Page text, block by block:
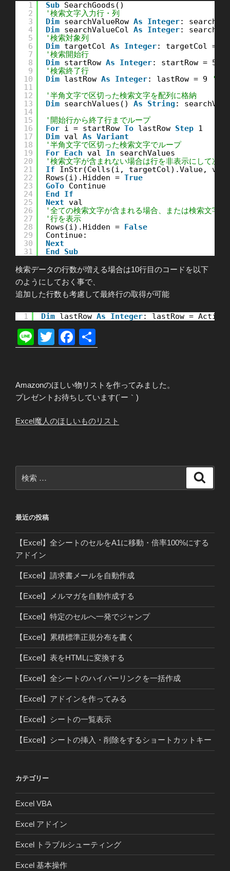
1
2
3
4
5
6
7
8
9
10
11
12
13
14
15
16
17
18
19
20
21
22
23
24
25
26
27
28
29
30
31
Sub SearchGoods()
'検索文字入力行・列
Dim searchValueRow As Integer:
Dim searchValueCol As Integer:
'検索対象列
Dim targetCol As Integer: targetCol = 3
'検索開始行
Dim startRow As Integer: startRow = 5
'検索終了行
Dim lastRow As Integer: lastRow = 9
'★
'半角文字で区切った検索文字を配列に格納
Dim searchValues() As String :
'開始行から終了行までループ
For i = startRow To lastRow Step 1
Dim val As Variant
'半角文字で区切った検索文字でループ
For Each val In
searchValues
'検索文字が含まれない場合は行を非表示にして次の
If
InStr(Cells(i, targetCol).Value,
Rows(i).Hidden = True
GoTo Continue
End
If
Next val
'全ての検索文字が含まれる場合、または検索文字
'行を表示
Rows(i).Hidden = False
Continue:
Next
End
Sub
検索データの行数が増える場合は10行目のコードを以下
のようにしておく事で、
追加した行数も考慮して最終行の取得が可能
1 Dim lastRow As Integer: lastRow =
Li
n
T
wi
er
F
a
e
b
o
有
Amazonのほしい物リストを作ってみました。
プレゼントお待ちしています(´ー｀)
Excel魔人のほしいものリスト
索:
最近の投稿
【Excel】全シートのセルをA1に移動・倍率100%にする
アドイン
【Excel】請求書メールを自動作成
【Excel】メルマガを自動作成する
【Excel】特定のセルへ一発でジャンプ
【Excel】累積標準正規分布を書く
【Excel】表をHTMLに変換する
【Excel】全シートのハイパーリンクを一括作成
【Excel】アドインを作ってみる
【Excel】シートの一覧表示
【Excel】シートの挿入・削除をするショートカットキー
カテゴリー
Excel VBA
Excel アドイン
Excel トラブルシューティング
Excel 基本操作